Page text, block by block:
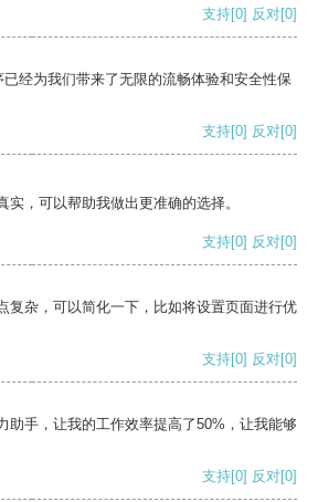
支持[0] 反对[0]
经为我们带来了无限的流畅体验和安全性保
支持[0] 反对[0]
实，可以帮助我做出更准确的选择。
支持[0] 反对[0]
复杂，可以简化一下，比如将设置页面进行优
支持[0] 反对[0]
助手，让我的工作效率提高了50%，让我能够
支持[0] 反对[0]